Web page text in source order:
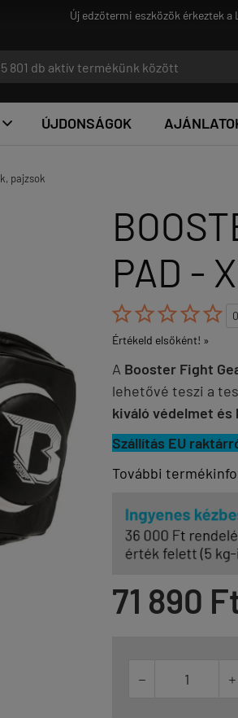
a LivePro-tól!
 ÚJDONSÁGOK
pajzsok
PAD -

0
Értékeld elsőként! »
A Booster Fight
lehetővé teszi a
kiváló védelmet és
Szállítás EU
További
71 890
 